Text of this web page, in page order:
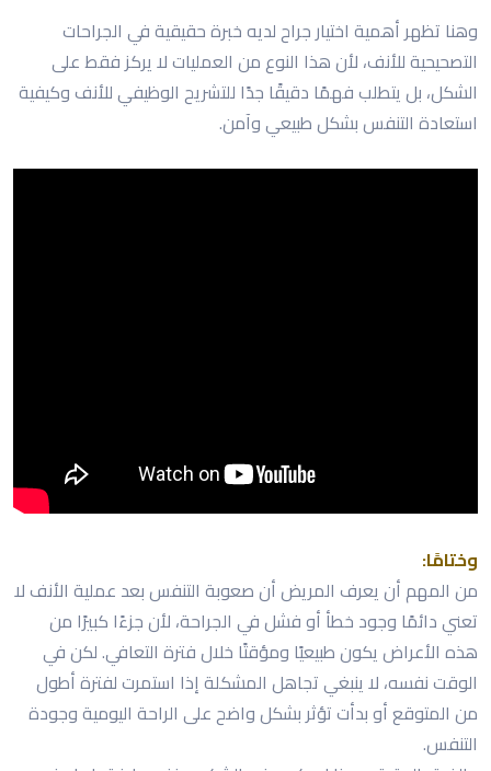
وهنا تظهر أهمية اختيار جراح لديه خبرة حقيقية في الجراحات
التصحيحية للأنف، لأن هذا النوع من العمليات لا يركز فقط على
الشكل، بل يتطلب فهمًا دقيقًا جدًا للتشريح الوظيفي للأنف وكيفية
استعادة التنفس بشكل طبيعي وآمن.
وختامًا:
من المهم أن يعرف المريض أن صعوبة التنفس بعد عملية الأنف لا
تعني دائمًا وجود خطأ أو فشل في الجراحة، لأن جزءًا كبيرًا من
هذه الأعراض يكون طبيعيًا ومؤقتًا خلال فترة التعافي. لكن في
الوقت نفسه، لا ينبغي تجاهل المشكلة إذا استمرت لفترة أطول
من المتوقع أو بدأت تؤثر بشكل واضح على الراحة اليومية وجودة
التنفس.